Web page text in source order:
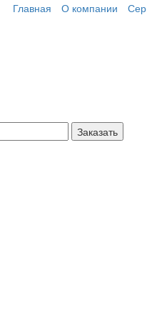
Главная О компании
Заказать